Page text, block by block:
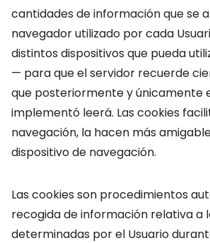
cantidades de información que se
navegador utilizado por cada
distintos dispositivos que pueda
— para que el servidor recuerde
que posteriormente y únicamente
implementó leerá. Las cookies
navegación, la hacen más
dispositivo de navegación.
Las cookies son procedimientos
recogida de información relativa a
determinadas por el Usuario